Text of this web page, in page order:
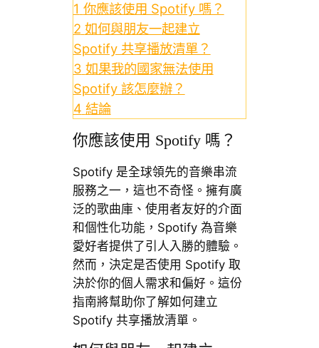
1 你應該使用 Spotify 嗎？
2 如何與朋友一起建立
Spotify 共享播放清單？
3 如果我的國家無法使用
Spotify 該怎麼辦？
4 結論
你應該使用 Spotify 嗎？
Spotify 是全球領先的音樂串流
服務之一，這也不奇怪。擁有廣
泛的歌曲庫、使用者友好的介面
和個性化功能，Spotify 為音樂
愛好者提供了引人入勝的體驗。
然而，決定是否使用 Spotify 取
決於你的個人需求和偏好。這份
指南將幫助你了解如何建立
Spotify 共享播放清單。